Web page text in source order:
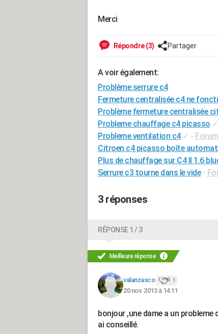
Merci
Répondre (3) Partager
A voir également:
Problème serrure c4
Fermeture centralisée c4 ne
Problème fermeture centralisée
Probleme chauffage c4 picasso ✓
Probleme ventilation c4 ✓ -
Citroen c4 picasso boîte
Plus de chauffage sur C4 II 1.6
Serrure c3 tourne dans le vide -
3 réponses
RÉPONSE 1 / 3
Meilleure réponse
valanzasco 1
20 nov. 2013 à 14:11
bonjour ,une dame a un
ai conseillé.